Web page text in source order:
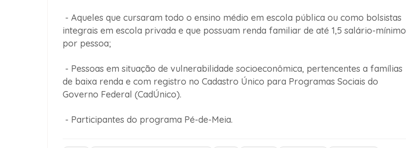
- Aqueles que cursaram todo o ensino médio em escola pública ou como bolsistas
integrais em escola privada e que possuam renda familiar de até 1,5 salário-mínimo
por pessoa;
- Pessoas em situação de vulnerabilidade socioeconômica, pertencentes a famílias
de baixa renda e com registro no Cadastro Único para Programas Sociais do
Governo Federal (CadÚnico).
- Participantes do programa Pé-de-Meia.